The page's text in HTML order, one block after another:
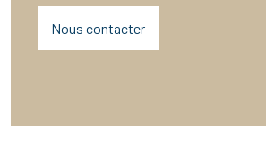
Nous contacter